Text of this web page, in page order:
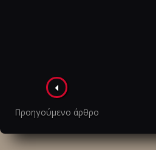
Πλοήγηση
στα
άρθρα
Προηγούμενο άρθρο